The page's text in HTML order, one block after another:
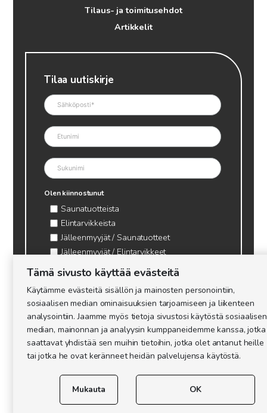
Tilaus- ja toimitusehdot
Artikkelit
Tilaa uutiskirje
Olen kiinnostunut
Saunatuotteista
Elintarvikkeista
Jälleenmyyjät / Saunatuotteet
Jälleenmyyjät / Elintarvikkeet
Kynttilätarvikkeet & mehiläisvaha
Mehiläistarvikkeet
Ajankohtaista & tietopaketit tarhaajalle
Tämä sivusto käyttää evästeitä
Käytämme evästeitä sisällön ja mainosten personointiin,
sosiaalisen median ominaisuuksien tarjoamiseen ja liikenteen
analysointiin. Jaamme myös tietoja sivustosi käytöstä sosiaalisen
median, mainonnan ja analyysin kumppaneidemme kanssa, jotka
saattavat yhdistää sen muihin tietoihin, jotka olet antanut heille
tai jotka he ovat keränneet heidän palvelujensa käytöstä.
Mukauta OK